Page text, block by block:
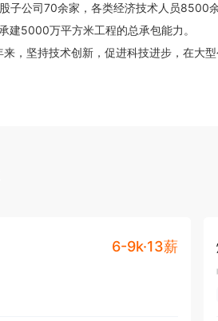
子公司70余家，各类经济技术人员8500
建5000万平方米工程的总承包能力。
有国家和省部级企业技术中心、院士工作
遍及全国，并涉足非洲、美洲、东南亚
地标性精品工程，赢得了广大客户、行业
、山东省政府质量奖2项；荣获“全国文
建设先进单位”、“全国模范职工之家”、“
同重信用企业”、“全国质量工作先进单位”
6-9k·13薪